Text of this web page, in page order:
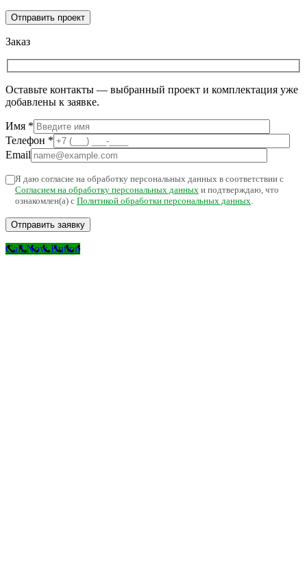
Заказ
Оставьте контакты — выбранный проект и комплектация уже
добавлены к заявке.
Имя *
Телефон *
Email
Я даю согласие на обработку персональных данных в соответствии с
Согласием на обработку персональных данных и подтверждаю, что
ознакомлен(а) с Политикой обработки персональных данных.
Call Now Button